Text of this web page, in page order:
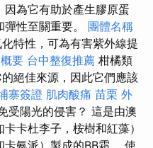
為它有助於產生膠原蛋
性至關重要。 團體名稱
特性，可為有害紫外線提
要 台中整復推薦 柑橘類
絕佳來源，因此它們應該
寨簽證 肌肉酸痛 苗栗 外
受陽光的侵害？ 這是由澳
卡杜李子，桉樹和紅藻）
氨派）製成的BB霜。 使